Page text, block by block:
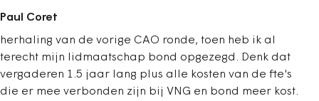
Paul Coret
herhaling van de vorige CAO ronde, toen heb ik al
terecht mijn lidmaatschap bond opgezegd. Denk dat
vergaderen 1.5 jaar lang plus alle kosten van de fte's
die er mee verbonden zijn bij VNG en bond meer kost.